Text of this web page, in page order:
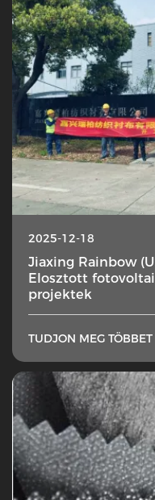
2025-12-18
Jiaxing Rainbow
Elosztott
projektek
TUDJON MEG TÖBBET